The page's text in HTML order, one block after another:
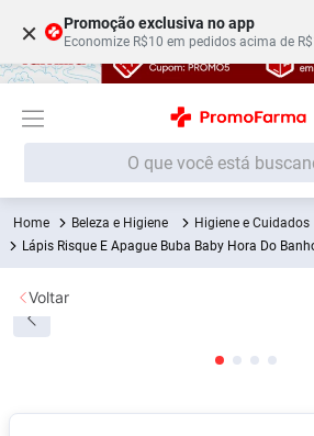
× Promoção exclusiva no app
Economize R$10 em pedidos acima de
O que você está buscando?
Beleza e Higiene Higiene e Cuidados
Lápis Risque E Apague Buba Baby Hora Do
Voltar
Termos mais buscados
1º Fralda
2
5º Fralda G